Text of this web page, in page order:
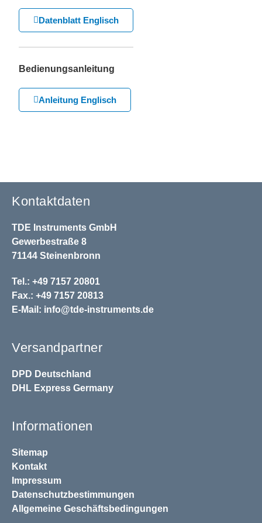
Datenblatt Englisch
Bedienungsanleitung
Anleitung Englisch
Kontaktdaten
TDE Instruments GmbH
Gewerbestraße 8
71144 Steinenbronn
Tel.: +49 7157 20801
Fax.: +49 7157 20813
E-Mail: info@tde-instruments.de
Versandpartner
DPD Deutschland
DHL Express Germany
Informationen
Sitemap
Kontakt
Impressum
Datenschutzbestimmungen
Allgemeine Geschäftsbedingungen